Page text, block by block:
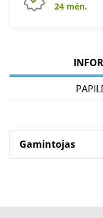
24 mėn.
Gamintojas